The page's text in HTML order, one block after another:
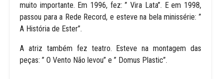
muito importante. Em 1996, fez: ” Vira Lata”. E em 1998,
passou para a Rede Record, e esteve na bela minissérie: ”
A História de Ester”.
A atriz também fez teatro. Esteve na montagem das
peças: ” O Vento Não levou” e ” Domus Plastic”.